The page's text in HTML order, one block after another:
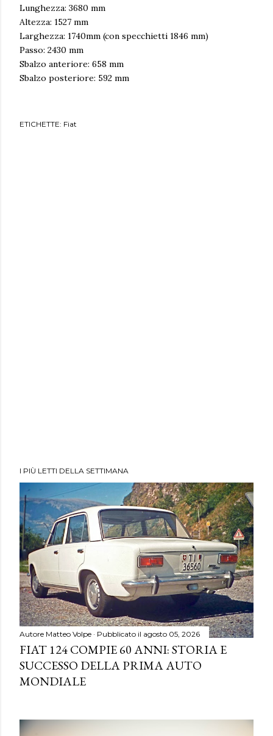
Lunghezza: 3680 mm
Altezza: 1527 mm
Larghezza: 1740mm (con specchietti 1846 mm)
Passo: 2430 mm
Sbalzo anteriore: 658 mm
Sbalzo posteriore: 592 mm
ETICHETTE: Fiat
I PIÙ LETTI DELLA SETTIMANA
Autore Matteo Volpe Pubblicato il agosto 05, 2026
FIAT 124 COMPIE 60 ANNI: STORIA E
SUCCESSO DELLA PRIMA AUTO
MONDIALE